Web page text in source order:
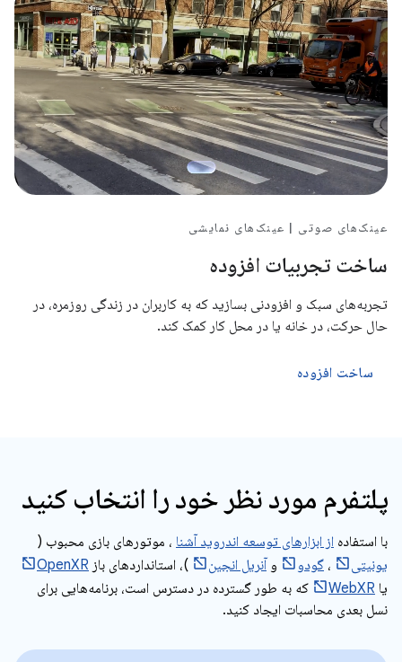
عینک‌های صوتی | عینک‌های نمایشی
ساخت تجربیات افزوده
تجربه‌های سبک و افزودنی بسازید که به کاربران در زندگی روزمره، در
حال حرکت، در خانه یا در محل کار کمک کند.
ساخت افزوده
پلتفرم مورد نظر خود را انتخاب کنید
با استفاده از ابزارهای توسعه اندروید آشنا ، موتورهای بازی محبوب (
یونیتی
، گودو وآنریل انجین )، استانداردهای باز OpenXR
یا WebXR
که به طور گسترده در دسترس است، برنامه‌هایی برای
نسل بعدی محاسبات ایجاد کنید.